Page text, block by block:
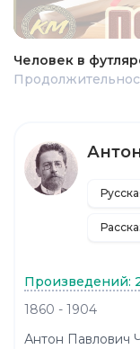
Человек в
Произведений:
1860 - 1904
Антон Павлович